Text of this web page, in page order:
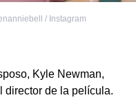
/ Instagram
Kyle Newman,
director de la película.